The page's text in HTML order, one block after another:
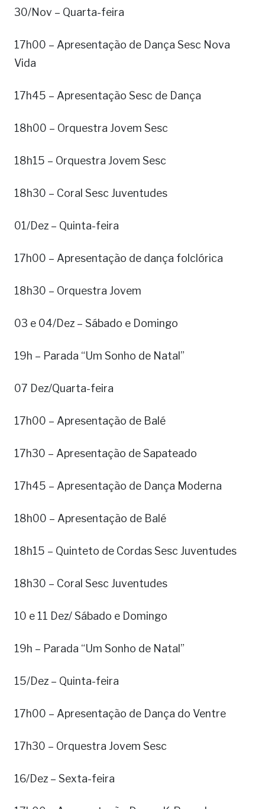
30/Nov – Quarta-feira
17h00 – Apresentação de Dança Sesc Nova
Vida
17h45 – Apresentação Sesc de Dança
18h00 – Orquestra Jovem Sesc
18h15 – Orquestra Jovem Sesc
18h30 – Coral Sesc Juventudes
01/Dez – Quinta-feira
17h00 – Apresentação de dança folclórica
18h30 – Orquestra Jovem
03 e 04/Dez – Sábado e Domingo
19h – Parada “Um Sonho de Natal”
07 Dez/Quarta-feira
17h00 – Apresentação de Balé
17h30 – Apresentação de Sapateado
17h45 – Apresentação de Dança Moderna
18h00 – Apresentação de Balé
18h15 – Quinteto de Cordas Sesc Juventudes
18h30 – Coral Sesc Juventudes
10 e 11 Dez/ Sábado e Domingo
19h – Parada “Um Sonho de Natal”
15/Dez – Quinta-feira
17h00 – Apresentação de Dança do Ventre
17h30 – Orquestra Jovem Sesc
16/Dez – Sexta-feira